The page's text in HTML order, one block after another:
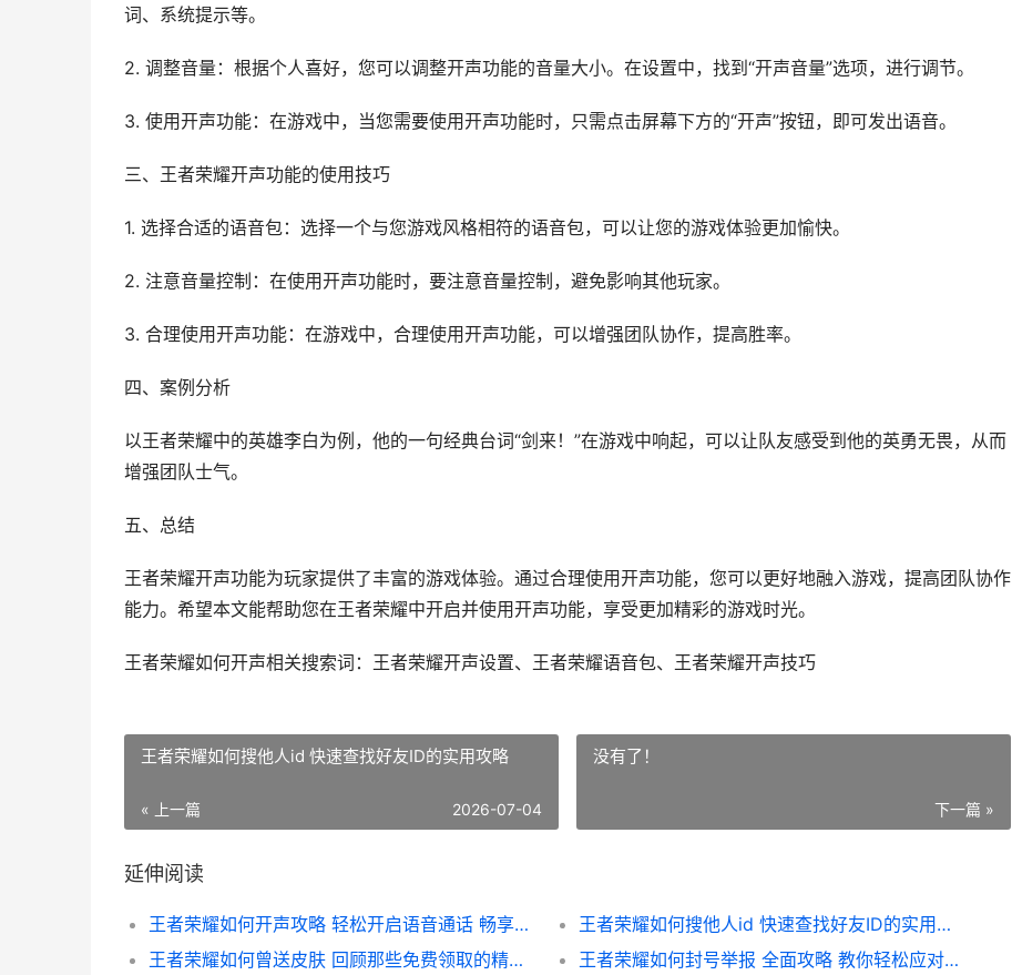
词、系统提示等。
2. 调整音量：根据个人喜好，您可以调整开声功能的音量大小。在设置中，找到“开声音量”选项，进行调节。
3. 使用开声功能：在游戏中，当您需要使用开声功能时，只需点击屏幕下方的“开声”按钮，即可发出语音。
三、王者荣耀开声功能的使用技巧
1. 选择合适的语音包：选择一个与您游戏风格相符的语音包，可以让您的游戏体验更加愉快。
2. 注意音量控制：在使用开声功能时，要注意音量控制，避免影响其他玩家。
3. 合理使用开声功能：在游戏中，合理使用开声功能，可以增强团队协作，提高胜率。
四、案例分析
以王者荣耀中的英雄李白为例，他的一句经典台词“剑来！”在游戏中响起，可以让队友感受到他的英勇无畏，从而
增强团队士气。
五、总结
王者荣耀开声功能为玩家提供了丰富的游戏体验。通过合理使用开声功能，您可以更好地融入游戏，提高团队协作
能力。希望本文能帮助您在王者荣耀中开启并使用开声功能，享受更加精彩的游戏时光。
王者荣耀如何开声相关搜索词：王者荣耀开声设置、王者荣耀语音包、王者荣耀开声技巧
王者荣耀如何搜他人id 快速查找好友ID的实用攻略
« 上一篇 2026-07-04
没有了！
下一篇 »
延伸阅读
王者荣耀如何开声攻略 轻松开启语音通话 畅享团队协作乐趣
王者荣耀如何搜他人id 快速查找好友ID的实用攻略
王者荣耀如何曾送皮肤 回顾那些免费领取的精美皮肤活动
王者荣耀如何封号举报 全面攻略 教你轻松应对违规行为